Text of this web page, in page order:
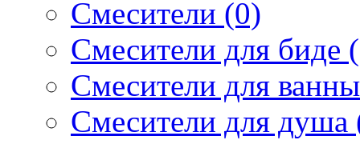
Смесители (0)
Смесители для биде
Смесители для
Смесители для душа